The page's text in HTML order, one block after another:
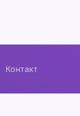
Контакт